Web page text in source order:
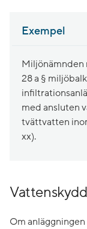
Exempel
Miljönämnden
28 a §
med ansluten
tvättvatten
xx).
Om